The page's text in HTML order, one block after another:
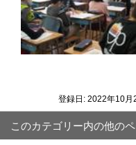
登録日: 2022年10
このカテゴリー内の他の